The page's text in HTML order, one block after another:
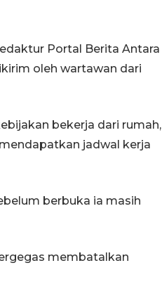
Portal Berita Antara
oleh wartawan dari
bekerja dari rumah,
jadwal kerja
berbuka ia masih
membatalkan